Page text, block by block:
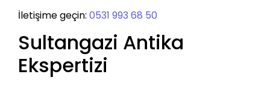
İletişime geçin: 0531 993 68 50
Sultangazi Antika
Ekspertizi